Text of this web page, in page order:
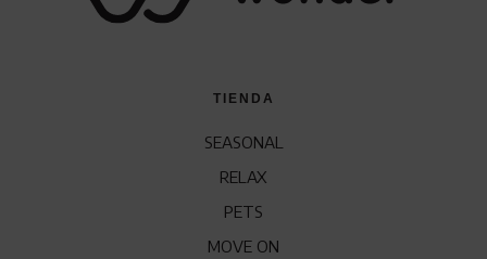
TIENDA
SEASONAL
RELAX
PETS
MOVE ON